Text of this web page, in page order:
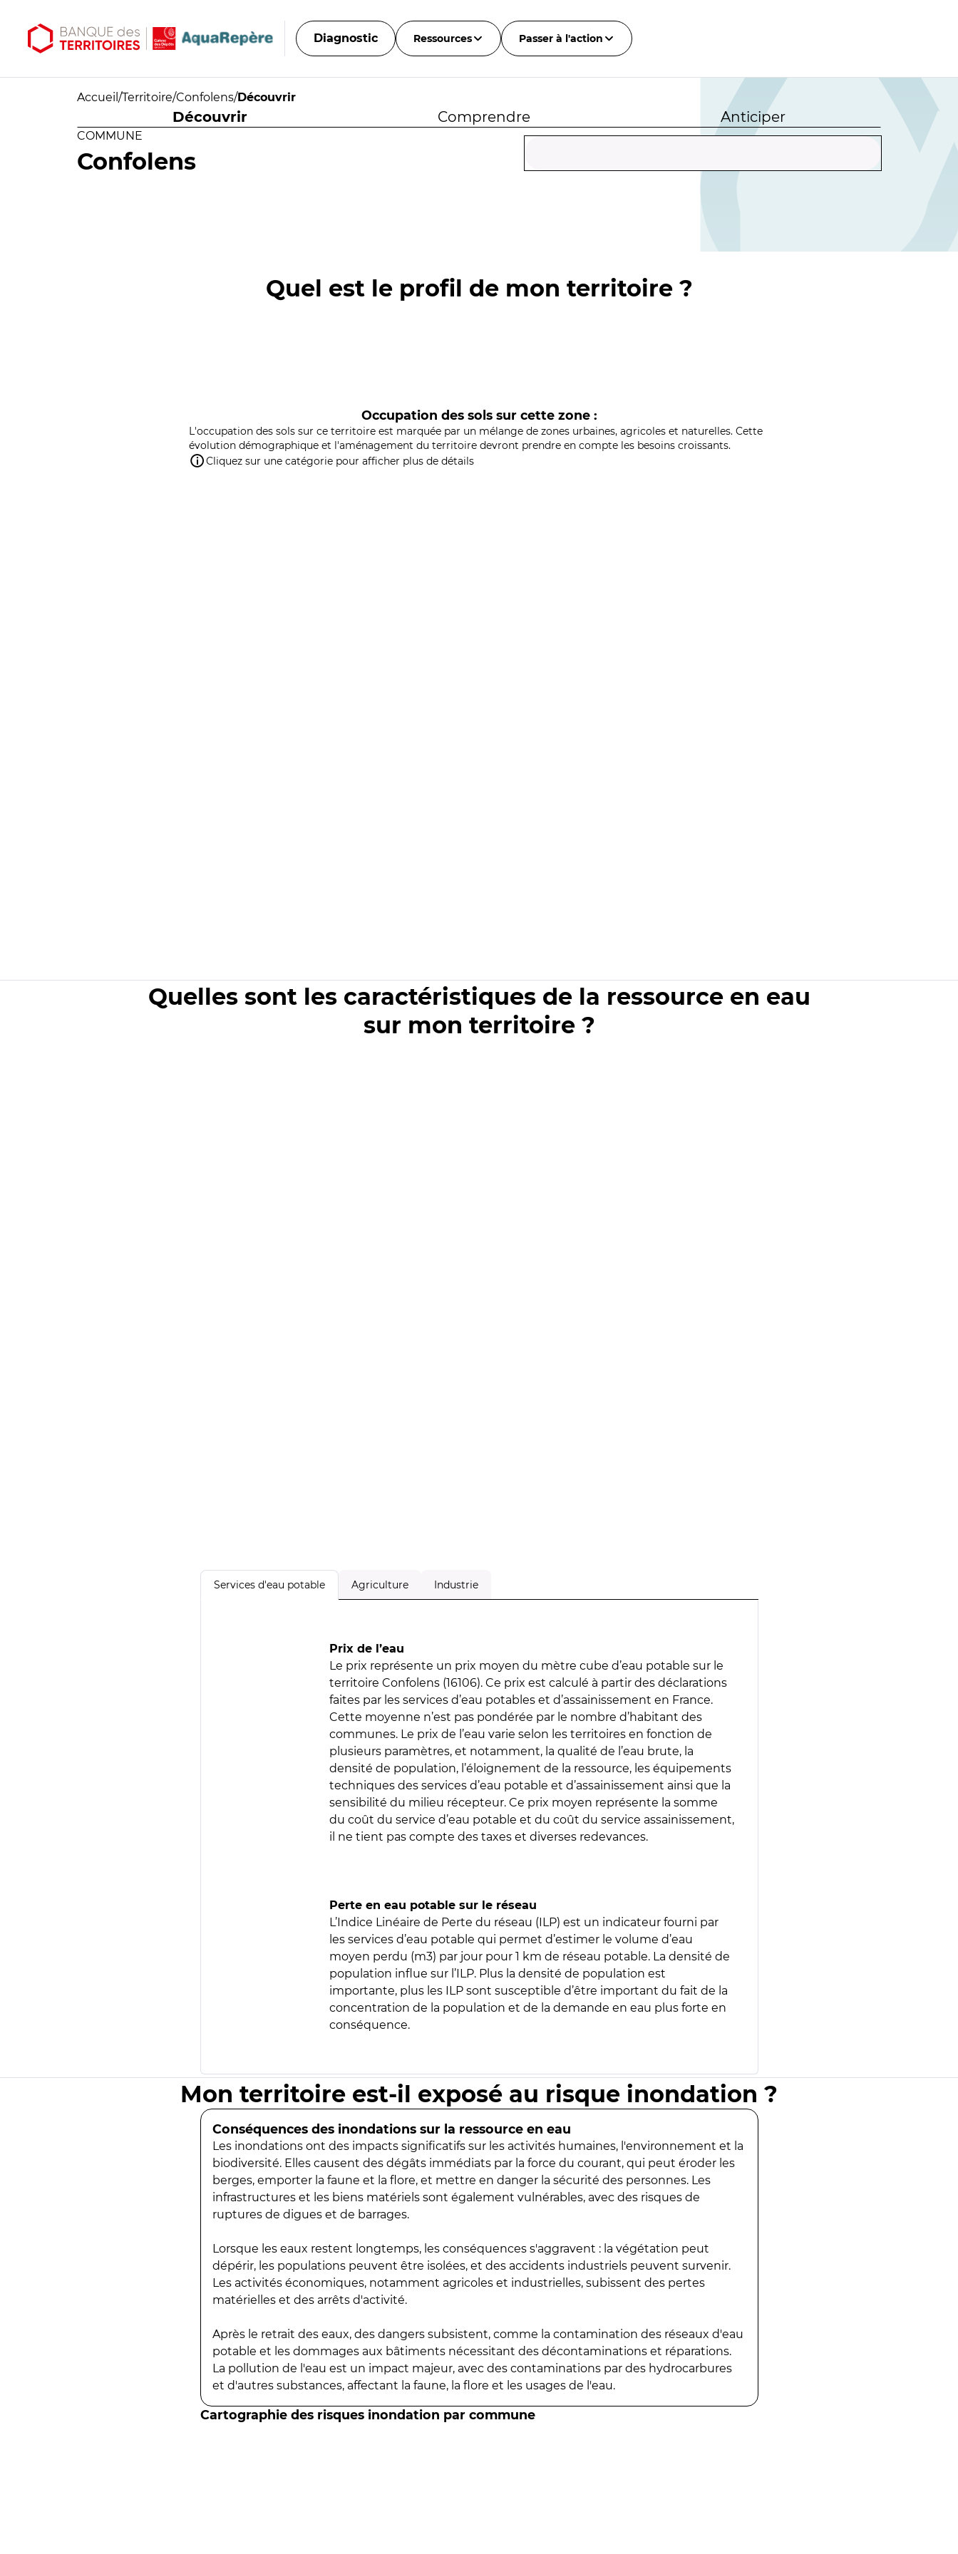
Diagnostic Ressources Passer à l'action
Accueil /Territoire/Confolens/Découvrir
Découvrir Comprendre Anticiper
COMMUNE
Confolens
Quel est le profil de mon territoire ?
Occupation des sols sur cette zone :
L'occupation des sols sur ce territoire est marquée par un mélange de zones urbaines, agricoles et naturelles. Cette
évolution démographique et l'aménagement du territoire devront prendre en compte les besoins croissants.
Cliquez sur une catégorie pour afficher plus de détails
Quelles sont les caractéristiques de la ressource en eau
sur mon territoire ?
Services d'eau potable Agriculture Industrie
Prix de l’eau
Le prix représente un prix moyen du mètre cube d’eau potable sur le
territoire Confolens (16106). Ce prix est calculé à partir des déclarations
faites par les services d’eau potables et d’assainissement en France.
Cette moyenne n’est pas pondérée par le nombre d’habitant des
communes. Le prix de l’eau varie selon les territoires en fonction de
plusieurs paramètres, et notamment, la qualité de l’eau brute, la
densité de population, l’éloignement de la ressource, les équipements
techniques des services d’eau potable et d’assainissement ainsi que la
sensibilité du milieu récepteur. Ce prix moyen représente la somme
du coût du service d’eau potable et du coût du service assainissement,
il ne tient pas compte des taxes et diverses redevances.
Perte en eau potable sur le réseau
L’Indice Linéaire de Perte du réseau (ILP) est un indicateur fourni par
les services d’eau potable qui permet d’estimer le volume d’eau
moyen perdu (m3) par jour pour 1 km de réseau potable. La densité de
population influe sur l’ILP. Plus la densité de population est
importante, plus les ILP sont susceptible d’être important du fait de la
concentration de la population et de la demande en eau plus forte en
conséquence.
Mon territoire est-il exposé au risque inondation ?
Conséquences des inondations sur la ressource en eau
Les inondations ont des impacts significatifs sur les activités humaines, l'environnement et la
biodiversité. Elles causent des dégâts immédiats par la force du courant, qui peut éroder les
berges, emporter la faune et la flore, et mettre en danger la sécurité des personnes. Les
infrastructures et les biens matériels sont également vulnérables, avec des risques de
ruptures de digues et de barrages.
Lorsque les eaux restent longtemps, les conséquences s'aggravent : la végétation peut
dépérir, les populations peuvent être isolées, et des accidents industriels peuvent survenir.
Les activités économiques, notamment agricoles et industrielles, subissent des pertes
matérielles et des arrêts d'activité.
Après le retrait des eaux, des dangers subsistent, comme la contamination des réseaux d'eau
potable et les dommages aux bâtiments nécessitant des décontaminations et réparations.
La pollution de l'eau est un impact majeur, avec des contaminations par des hydrocarbures
et d'autres substances, affectant la faune, la flore et les usages de l'eau.
Cartographie des risques inondation par commune